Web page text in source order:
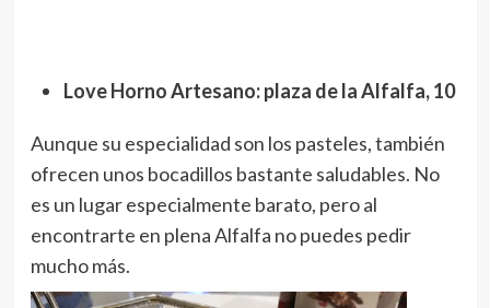
Love Horno Artesano: plaza de la Alfalfa, 10
Aunque su especialidad son los pasteles, también
ofrecen unos bocadillos bastante saludables. No
es un lugar especialmente barato, pero al
encontrarte en plena Alfalfa no puedes pedir
mucho más.